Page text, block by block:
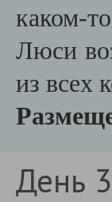
каком-
Люси
из всех
День